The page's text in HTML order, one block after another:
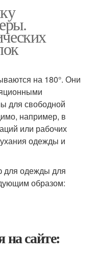
на 180°. Они
для свободной
например, в
или рабочих
одежды и
для одежды для
образом:
на сайте: